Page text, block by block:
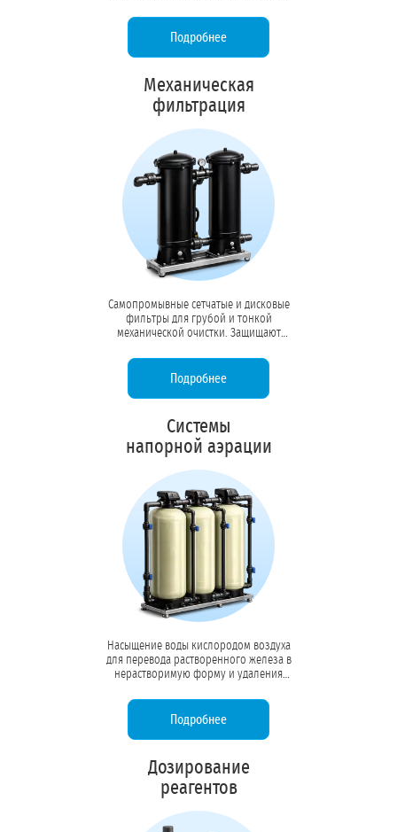
поселков и производств без
капитальных зданий.
Подробнее
Механическая
фильтрация
Самопромывные сетчатые и дисковые
фильтры для грубой и тонкой
механической очистки. Защищают
оборудование от абразивного износа
и засоров.
Подробнее
Системы
напорной аэрации
Насыщение воды кислородом воздуха
для перевода растворенного железа в
нерастворимую форму и удаления
Первый этап комплексной очистки
скважинной воды.
Подробнее
Дозирование
реагентов